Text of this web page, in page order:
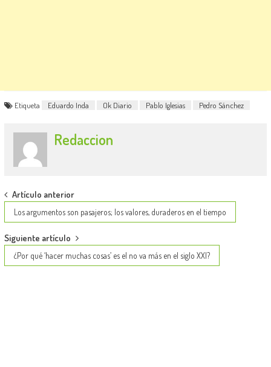
Etiqueta Eduardo Inda Ok Diario Pablo Iglesias Pedro Sánchez
Redaccion
Post
navigation
Artículo anterior
Los argumentos son pasajeros; los valores, duraderos en el tiempo
Siguiente artículo
¿Por qué ‘hacer muchas cosas’ es el no va más en el siglo XXI?